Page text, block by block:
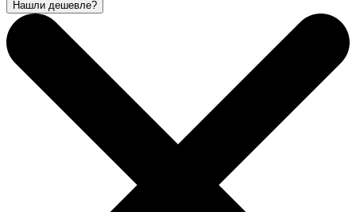
Нашли дешевле?